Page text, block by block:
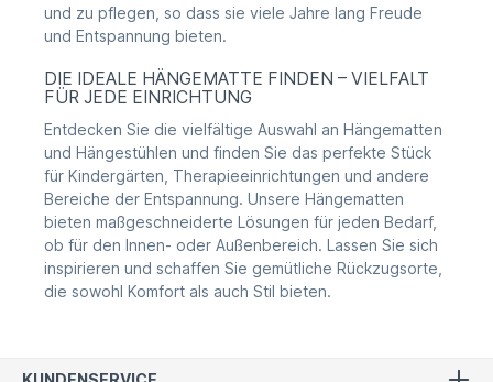
und zu pflegen, so dass sie viele Jahre lang Freude
und Entspannung bieten.
DIE IDEALE HÄNGEMATTE FINDEN – VIELFALT
FÜR JEDE EINRICHTUNG
Entdecken Sie die vielfältige Auswahl an Hängematten
und Hängestühlen und finden Sie das perfekte Stück
für Kindergärten, Therapieeinrichtungen und andere
Bereiche der Entspannung. Unsere Hängematten
bieten maßgeschneiderte Lösungen für jeden Bedarf,
ob für den Innen- oder Außenbereich. Lassen Sie sich
inspirieren und schaffen Sie gemütliche Rückzugsorte,
die sowohl Komfort als auch Stil bieten.